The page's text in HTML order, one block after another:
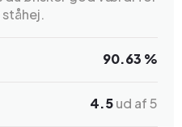
90.63 %
4.5ud af 5